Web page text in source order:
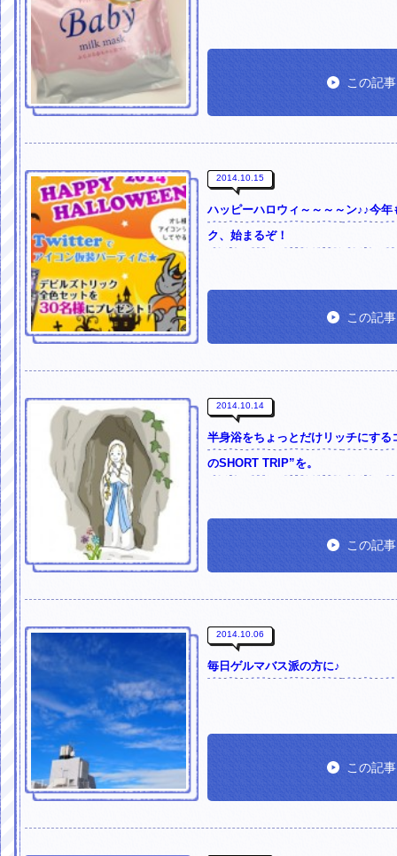
この記
2014.10.15
ハッピーハロウィ～～～～ン♪♪今
ク、始まるぞ！
この記
2014.10.14
半身浴をちょっとだけリッチにす
のSHORT TRIP”を。
この記
2014.10.06
毎日ゲルマバス派の方に♪
この記